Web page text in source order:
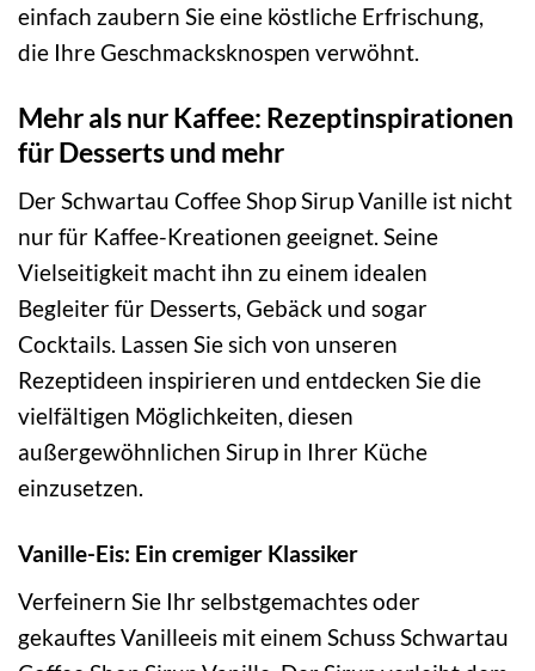
einfach zaubern Sie eine köstliche Erfrischung,
die Ihre Geschmacksknospen verwöhnt.
Mehr als nur Kaffee: Rezeptinspirationen
für Desserts und mehr
Der Schwartau Coffee Shop Sirup Vanille ist nicht
nur für Kaffee-Kreationen geeignet. Seine
Vielseitigkeit macht ihn zu einem idealen
Begleiter für Desserts, Gebäck und sogar
Cocktails. Lassen Sie sich von unseren
Rezeptideen inspirieren und entdecken Sie die
vielfältigen Möglichkeiten, diesen
außergewöhnlichen Sirup in Ihrer Küche
einzusetzen.
Vanille-Eis: Ein cremiger Klassiker
Verfeinern Sie Ihr selbstgemachtes oder
gekauftes Vanilleeis mit einem Schuss Schwartau